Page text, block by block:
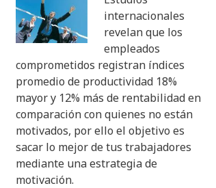
internacionales
revelan que los
empleados
comprometidos registran índices
promedio de productividad 18%
mayor y 12% más de rentabilidad en
comparación con quienes no están
motivados, por ello el objetivo es
sacar lo mejor de tus trabajadores
mediante una estrategia de
motivación.